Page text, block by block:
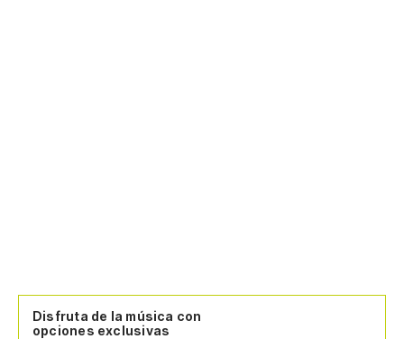
Disfruta de la música con
opciones exclusivas